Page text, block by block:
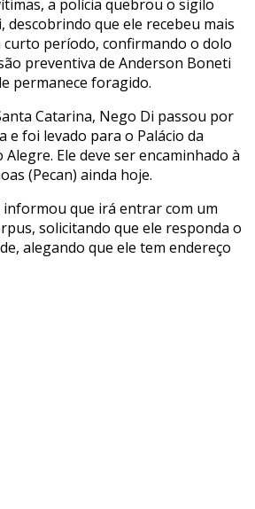
a polícia quebrou o sigilo
descobrindo que ele recebeu mais
curto período, confirmando o dolo
preventiva de Anderson Boneti
permanece foragido.
Catarina, Nego Di passou por
e foi levado para o Palácio da
Alegre. Ele deve ser encaminhado à
(Pecan) ainda hoje.
informou que irá entrar com um
solicitando que ele responda o
alegando que ele tem endereço